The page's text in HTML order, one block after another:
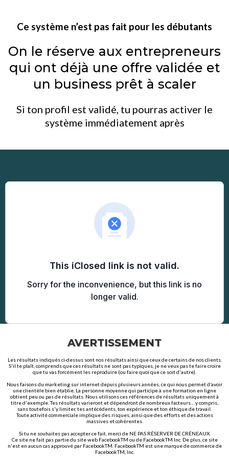
Ce système n’est pas fait pour les débutants
On le réserve aux entrepreneurs
qui ont déjà une offre validée et
un business prêt à scaler
Si ton profil est validé, tu pourras activer le
système immédiatement après
AVERTISSEMENT
Les résultats indiqués ci-dessus sont nos résultats ainsi que ceux de certains de nos clients.
S'il te plaît, comprends que ces résultats ne sont pas typiques, je ne veux pas te faire croire
que tu vas forcément les reproduire (ou faire quoi que ce soit d'autre).
Nous faisons du marketing sur internet depuis plusieurs années, ce qui nous permet d’avoir
une clientèle bien établie. La personne moyenne qui participe à une formation en ligne
obtient peu ou pas de résultats. Nous utilisons ces références de résultats uniquement à
titre d'exemple. Tes résultats varieront et dépendront de nombreux facteurs… y compris,
sans toutefois s'y limiter, tes antécédents, ton expérience et ton éthique de travail.
Toute activité commerciale implique des risques, ainsi que des efforts et des actions
massives et cohérentes.
Si tu ne souhaites pas accepter ce fait, merci de NE PAS RÉSERVER DE CRÉNEAUX.
Ce site ne fait pas partie du site web FacebookTM ou de FacebookTM Inc. De plus, ce site
n'est en aucun cas approuvé par FacebookTM. FacebookTM est une marque de commerce de
FacebookTM, Inc.